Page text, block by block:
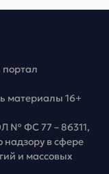
материалы 16+
№ ФС 77 – 86311,
в сфере
и массовых